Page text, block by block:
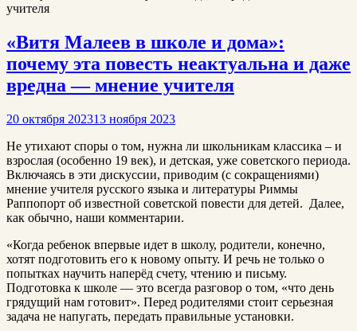
учителя
«Витя Малеев в школе и дома»:
почему эта повесть неактуальна и даже
вредна — мнение учителя
20 октября 202313 ноября 2023
Не утихают споры о том, нужна ли школьникам классика – и
взрослая (особенно 19 век), и детская, уже советского периода.
Включаясь в эти дискуссии, приводим (с сокращениями)
мнение учителя русского языка и литературы Риммы
Раппопорт об известной советской повести для детей. Далее,
как обычно, наши комментарии.
«Когда ребенок впервые идет в школу, родители, конечно,
хотят подготовить его к новому опыту. И речь не только о
попытках научить наперёд счету, чтению и письму.
Подготовка к школе — это всегда разговор о том, «что день
грядущий нам готовит». Перед родителями стоит серьезная
задача не напугать, передать правильные установки.